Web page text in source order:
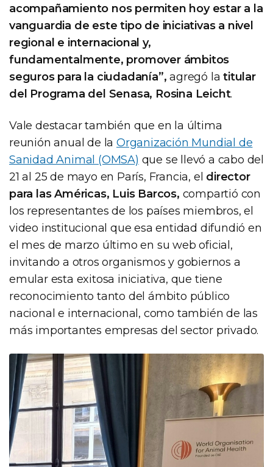
acompañamiento nos permiten hoy estar a la
vanguardia de este tipo de iniciativas a nivel
regional e internacional y,
fundamentalmente, promover ámbitos
seguros para la ciudadanía”, agregó latitular
del Programa del Senasa, Rosina Leicht.
Vale destacar también que en la última
reunión anual de laOrganización Mundial de
Sanidad Animal (OMSA) que se llevó a cabo del
21 al 25 de mayo en París, Francia, el director
para las Américas, Luis Barcos, compartió con
los representantes de los países miembros, el
video institucional que esa entidad difundió en
el mes de marzo último en su web oficial,
invitando a otros organismos y gobiernos a
emular esta exitosa iniciativa, que tiene
reconocimiento tanto del ámbito público
nacional e internacional, como también de las
más importantes empresas del sector privado.